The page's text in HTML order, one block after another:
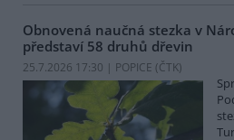
Obnovená naučná stezka v
představí 58 druhů dřevin
25.7.2026 17:30 | POPICE (ČTK)